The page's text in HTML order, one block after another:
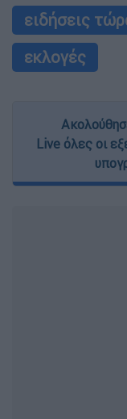
ειδήσεις
εκλογές
Live όλες οι